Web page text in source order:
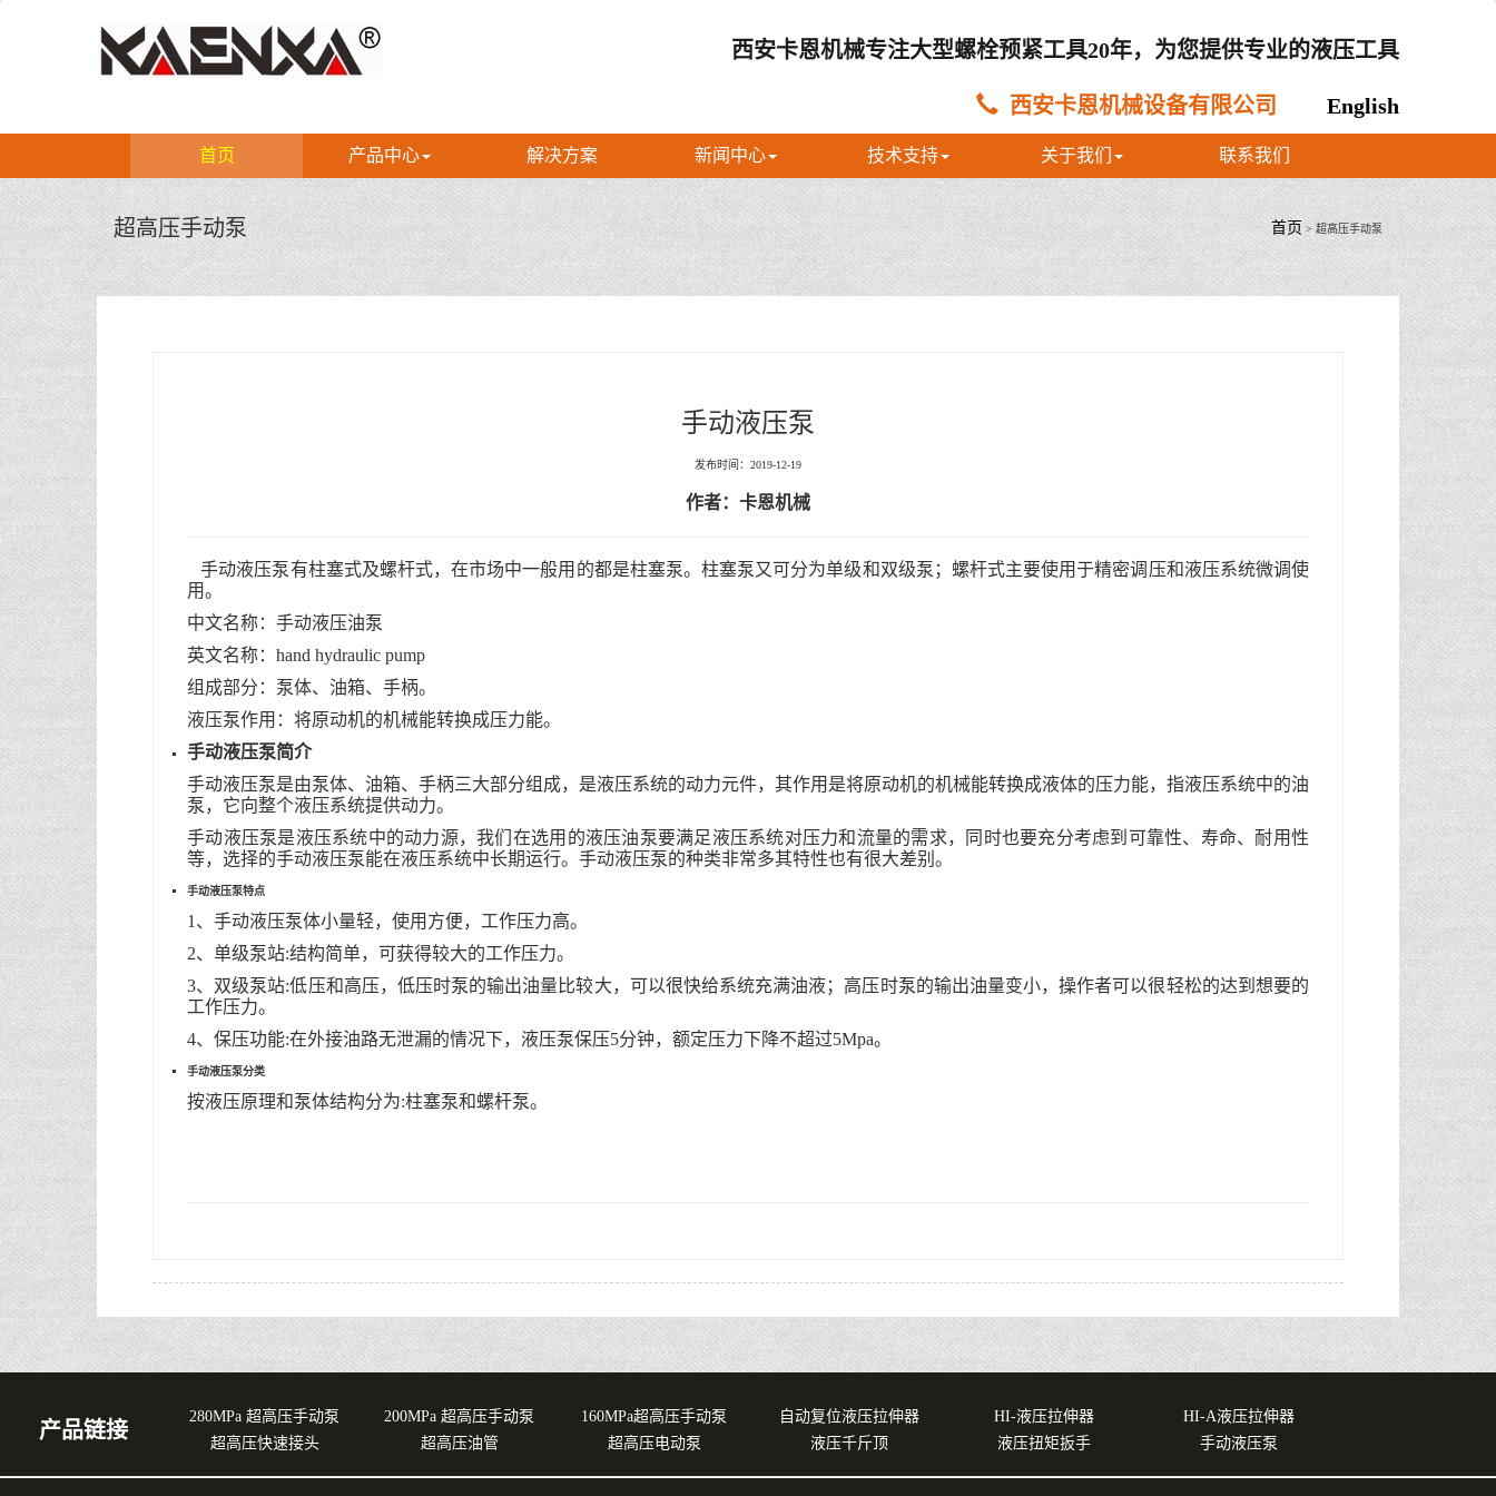
西安卡恩机械专注大型螺栓预紧工具20年，为您提供专业的液压工具
西安卡恩机械设备有限公司 English
首页 产品中心 解决方案 新闻中心 技术支持 关于我们 联系我们
超高压手动泵 首页 > 超高压手动泵
手动液压泵
发布时间：2019-12-19
作者：卡恩机械
手动液压泵有柱塞式及螺杆式，在市场中一般用的都是柱塞泵。柱塞泵又可分为单级和双级泵；螺杆式主要使用于精密调压和液压系统微调使
用。
中文名称：手动液压油泵
英文名称：hand hydraulic pump
组成部分：泵体、油箱、手柄。
液压泵作用：将原动机的机械能转换成压力能。
手动液压泵简介
手动液压泵是由泵体、油箱、手柄三大部分组成，是液压系统的动力元件，其作用是将原动机的机械能转换成液体的压力能，指液压系统中的油
泵，它向整个液压系统提供动力。
手动液压泵是液压系统中的动力源，我们在选用的液压油泵要满足液压系统对压力和流量的需求，同时也要充分考虑到可靠性、寿命、耐用性
等，选择的手动液压泵能在液压系统中长期运行。手动液压泵的种类非常多其特性也有很大差别。
手动液压泵特点
1、手动液压泵体小量轻，使用方便，工作压力高。
2、单级泵站:结构简单，可获得较大的工作压力。
3、双级泵站:低压和高压，低压时泵的输出油量比较大，可以很快给系统充满油液；高压时泵的输出油量变小，操作者可以很轻松的达到想要的
工作压力。
4、保压功能:在外接油路无泄漏的情况下，液压泵保压5分钟，额定压力下降不超过5Mpa。
手动液压泵分类
按液压原理和泵体结构分为:柱塞泵和螺杆泵。
产品链接
280MPa 超高压手动泵 200MPa 超高压手动泵 160MPa超高压手动泵 自动复位液压拉伸器 HI-液压拉伸器
HI-A液压拉伸器
超高压快速接头
超高压油管 超高压电动泵 液压千斤顶 液压扭矩扳手 手动液压泵